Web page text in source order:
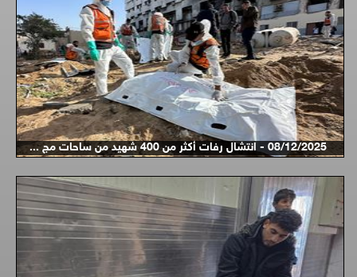
08/12/2025 - انتشال رفات أكثر من 400 شهيد من ساحات مج ...